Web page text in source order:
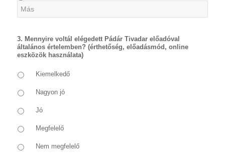
3. Mennyire voltál elégedett Pádár Tivadar előadóval
általános értelemben? (érthetőség, előadásmód, online
eszközök használata)
Kiemelkedő
Nagyon jó
Jó
Megfelelő
Nem megfelelő